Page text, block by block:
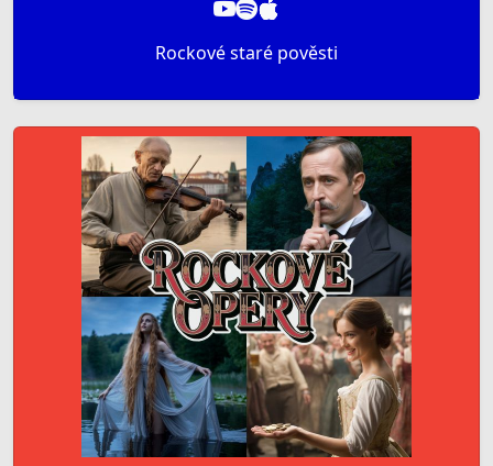
Rockové staré pověsti